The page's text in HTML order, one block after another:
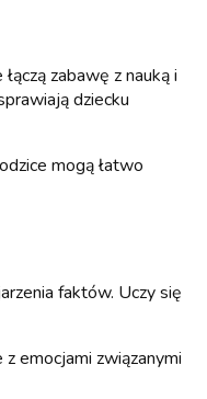
zabawę z nauką i
dziecku
mogą łatwo
faktów. Uczy się
emocjami związanymi